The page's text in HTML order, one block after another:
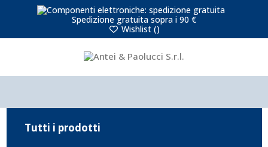
Spedizione gratuita sopra i 90 €
Wishlist ()
Tutti i prodotti